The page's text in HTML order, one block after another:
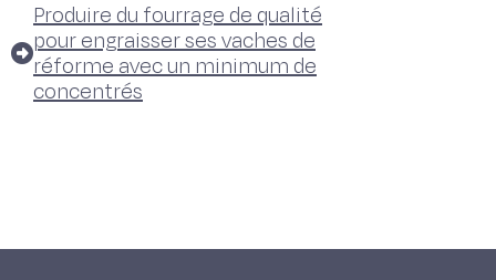
Produire du fourrage de qualité
pour engraisser ses vaches de
réforme avec un minimum de
concentrés